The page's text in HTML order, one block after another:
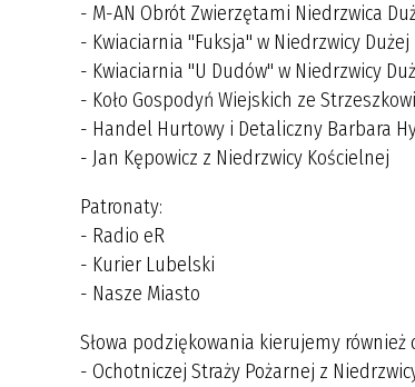
- M-AN Obrót Zwierzętami Niedrzwica
- Kwiaciarnia "Fuksja" w Niedrzwicy Dużej
- Kwiaciarnia "U Dudów" w Niedrzwicy
- Koło Gospodyń Wiejskich ze
- Handel Hurtowy i Detaliczny Barbara
- Jan Kępowicz z Niedrzwicy Kościelnej
Patronaty:
- Radio eR
- Kurier Lubelski
- Nasze Miasto
Słowa podziękowania kierujemy również
- Ochotniczej Straży Pożarnej z